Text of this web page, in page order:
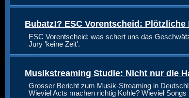
Bubatz!? ESC Vorentscheid: Plötzliche
ESC Vorentscheid: was schert uns das
Jury 'keine Zeit'.
Musikstreaming Studie: Nicht nur die
Grosser Bericht zum Musik-Streaming in
Wieviel Acts machen richtig Kohle? Wieviel